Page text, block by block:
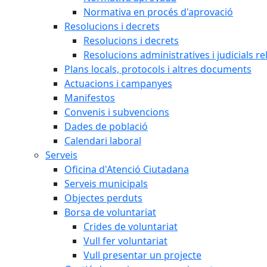
Normativa en procés d'aprovació
Resolucions i decrets
Resolucions i decrets
Resolucions administratives i judicials
Plans locals, protocols i altres documents
Actuacions i campanyes
Manifestos
Convenis i subvencions
Dades de població
Calendari laboral
Serveis
Oficina d'Atenció Ciutadana
Serveis municipals
Objectes perduts
Borsa de voluntariat
Crides de voluntariat
Vull fer voluntariat
Vull presentar un projecte